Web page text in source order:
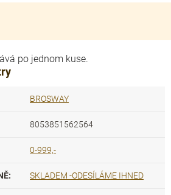
po jednom kuse.
BROSWAY
8053851562564
0-999,-
: SKLADEM -ODESÍLÁME IHNED